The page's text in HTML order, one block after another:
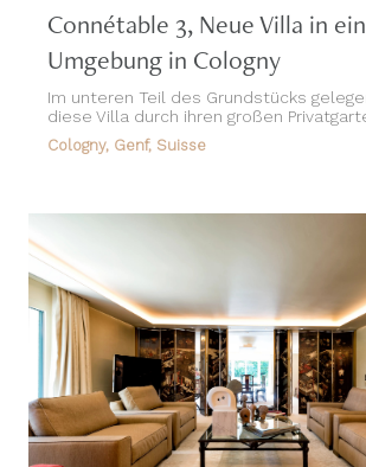
Connétable 3, Neue Villa in
Umgebung in Cologny
Im unteren Teil des Grundstücks
diese Villa durch ihren großen
Cologny, Genf, Suisse